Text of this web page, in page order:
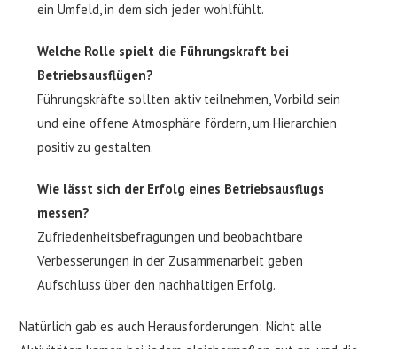
ein Umfeld, in dem sich jeder wohlfühlt.
Welche Rolle spielt die Führungskraft bei
Betriebsausflügen?
Führungskräfte sollten aktiv teilnehmen, Vorbild sein
und eine offene Atmosphäre fördern, um Hierarchien
positiv zu gestalten.
Wie lässt sich der Erfolg eines Betriebsausflugs
messen?
Zufriedenheitsbefragungen und beobachtbare
Verbesserungen in der Zusammenarbeit geben
Aufschluss über den nachhaltigen Erfolg.
Natürlich gab es auch Herausforderungen: Nicht alle